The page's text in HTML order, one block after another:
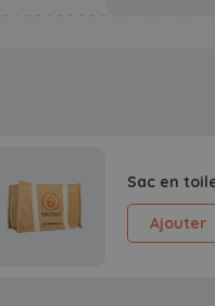
Sac en
Ajouter